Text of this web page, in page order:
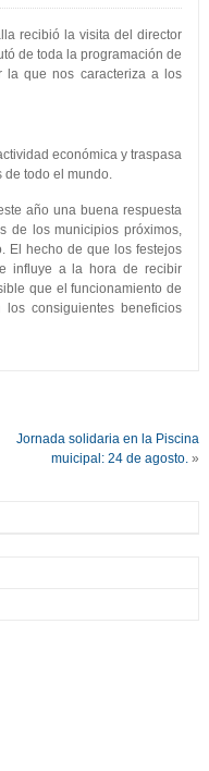
recibió la visita del director
de toda la programación de
la que nos caracteriza a los
económica y traspasa
de todo el mundo.
año una buena respuesta
de los municipios próximos,
El hecho de que los festejos
influye a la hora de recibir
que el funcionamiento de
los consiguientes beneficios
Jornada solidaria en la Piscina
muicipal: 24 de agosto. »